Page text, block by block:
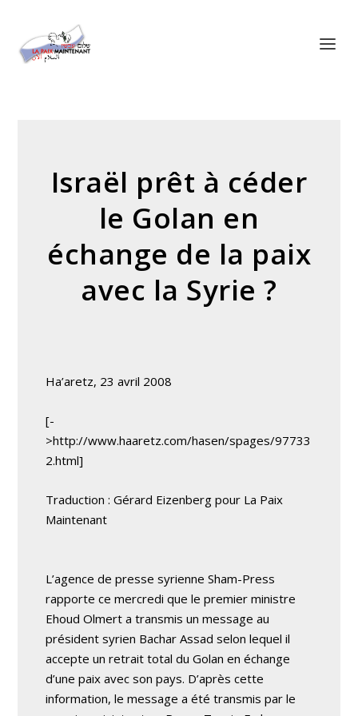
Israël prêt à céder
le Golan en
échange de la paix
avec la Syrie ?
Ha’aretz, 23 avril 2008
[-
>http://www.haaretz.com/hasen/spages/97733
2.html]
Traduction : Gérard Eizenberg pour La Paix
Maintenant
L’agence de presse syrienne Sham-Press
rapporte ce mercredi que le premier ministre
Ehoud Olmert a transmis un message au
président syrien Bachar Assad selon lequel il
accepte un retrait total du Golan en échange
d’une paix avec son pays. D’après cette
information, le message a été transmis par le